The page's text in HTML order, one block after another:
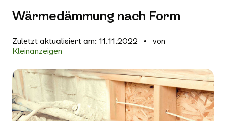
WhatsApp
Wärmedämmung nach Form
Zuletzt aktualisiert am: 11.11.2022
von
Kleinanzeigen